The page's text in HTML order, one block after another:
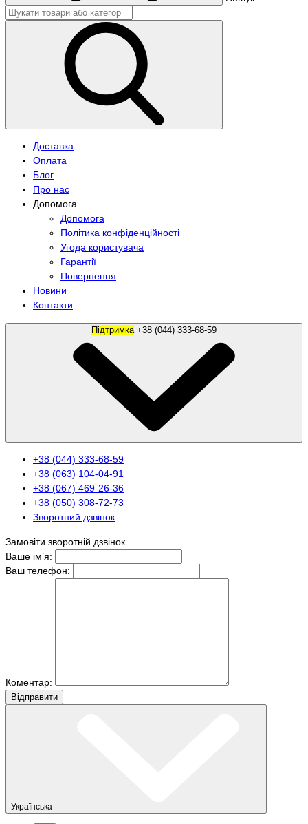
Доставка
Оплата
Блог
Про нас
Допомога
Допомога
Політика конфіденційності
Угода користувача
Гарантії
Повернення
Новини
Контакти
Підтримка
+38 (044) 333-68-59
+38 (063) 104-04-91
+38 (067) 469-26-36
+38 (050) 308-72-73
Зворотний дзвінок
Замовіти зворотній дзвінок
Ваше ім’я:
Ваш телефон:
Коментар:
Вiдправити
Українська